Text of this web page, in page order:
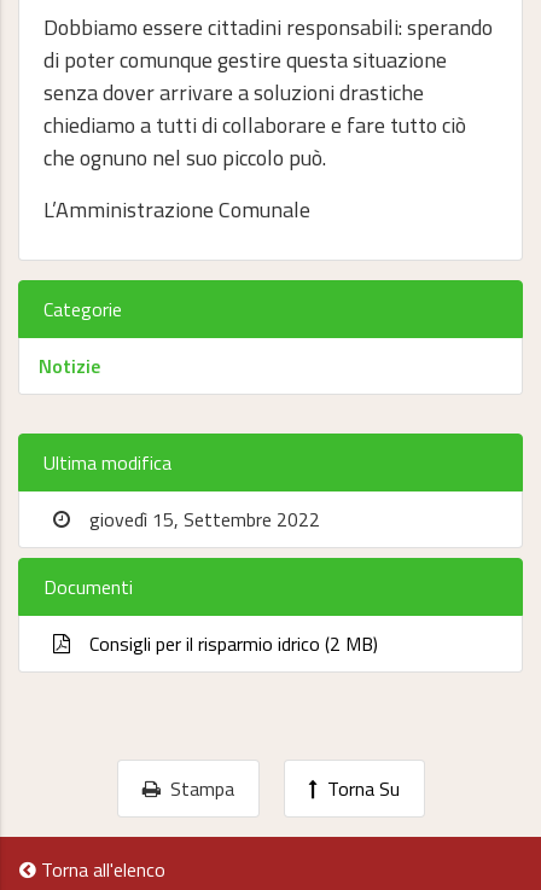
Dobbiamo essere cittadini responsabili: sperando
di poter comunque gestire questa situazione
senza dover arrivare a soluzioni drastiche
chiediamo a tutti di collaborare e fare tutto ciò
che ognuno nel suo piccolo può.
L’Amministrazione Comunale
Categorie
Notizie
Ultima modifica
giovedì 15, Settembre 2022
Documenti
Consigli per il risparmio idrico (2 MB)
Stampa Torna Su
Torna all'elenco